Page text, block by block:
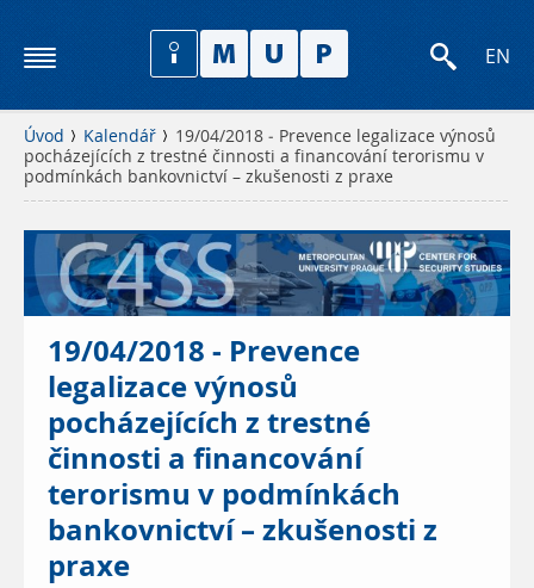
EN
Úvod Kalendář
19/04/2018 - Prevence legalizace výnosů
pocházejících z trestné činnosti a financování terorismu v
podmínkách bankovnictví – zkušenosti z praxe
19/04/2018 - Prevence
legalizace výnosů
pocházejících z trestné
činnosti a financování
terorismu v podmínkách
bankovnictví – zkušenosti z
praxe